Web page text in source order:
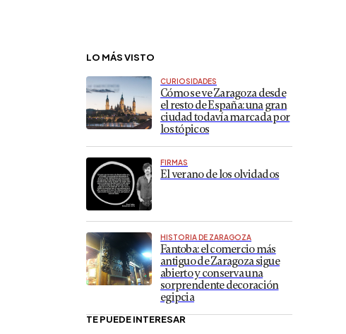
LO MÁS VISTO
CURIOSIDADES
Cómo se ve Zaragoza desde
el resto de España: una gran
ciudad todavía marcada por
los tópicos
FIRMAS
El verano de los olvidados
HISTORIA DE ZARAGOZA
Fantoba: el comercio más
antiguo de Zaragoza sigue
abierto y conserva una
sorprendente decoración
egipcia
TE PUEDE INTERESAR